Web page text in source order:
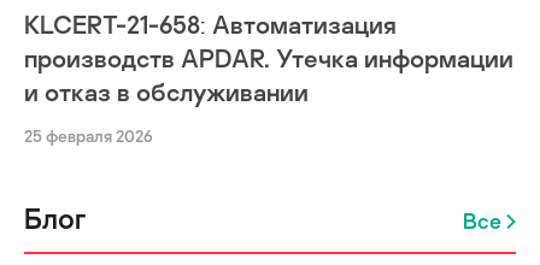
KLCERT-21-658: Автоматизация
производств APDAR. Утечка информации
и отказ в обслуживании
25 февраля 2026
Блог Все